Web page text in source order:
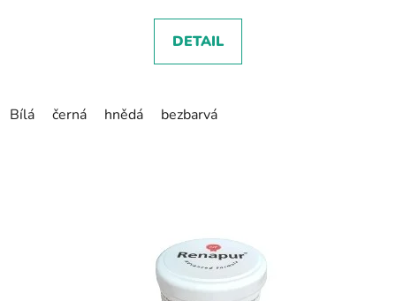
DETAIL
Bílá černá hnědá bezbarvá